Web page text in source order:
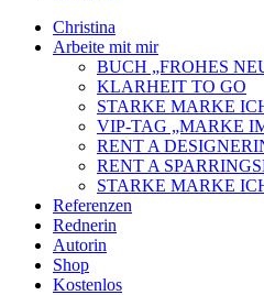
Christina
Arbeite mit mir
BUCH „FROHES
KLARHEIT TO GO
STARKE MARKE
VIP-TAG „MARKE
RENT A
RENT A
STARKE MARKE
Referenzen
Rednerin
Autorin
Shop
Kostenlos